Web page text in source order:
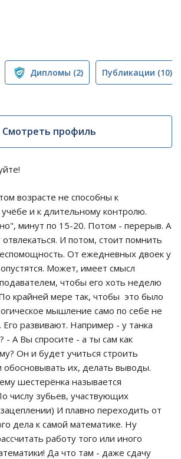
Дипломы (2) Публикации (10)
Смотреть профиль
возрасте не способны к
и к длительному контролю.
минут по 15-20. Потом - перерыв. А
И потом, стоит помнить
От ежедневных двоек у
Может, имеет смысл
чтобы его хоть неделю
крайней мере так, чтобы это было
мышление само по себе не
Его развивают. Например - у танка
- А Вы спросите - а ты сам как
Он и будет учиться строить
их, делать выводы.
шестерёнка называется
числу зубьев, участвующих
И плавно переходить от
дела к самой математике. Ну
работу того или иного
Да что там - даже сдачу